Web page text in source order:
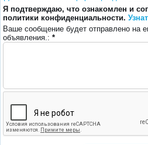
Я подтверждаю, что ознакомлен и
политики конфиденциальности.
Ваше сообщение будет отправлено на
объявления.: *